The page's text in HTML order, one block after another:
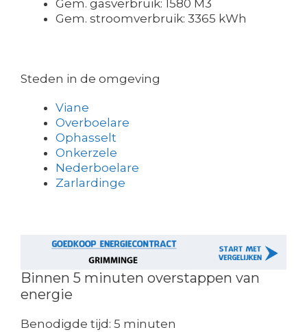
Gem. gasverbruik: 1580 M3
Gem. stroomverbruik: 3365 kWh
Steden in de omgeving
Viane
Overboelare
Ophasselt
Onkerzele
Nederboelare
Zarlardinge
Binnen 5 minuten overstappen van
energie
Benodigde tijd: 5 minuten